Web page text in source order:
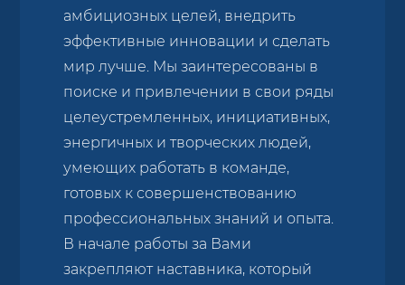
амбициозных целей, внедрить
эффективные инновации и сделать
мир лучше. Мы заинтересованы в
поиске и привлечении в свои ряды
целеустремленных, инициативных,
энергичных и творческих людей,
умеющих работать в команде,
готовых к совершенствованию
профессиональных знаний и опыта.
В начале работы за Вами
закрепляют наставника, который